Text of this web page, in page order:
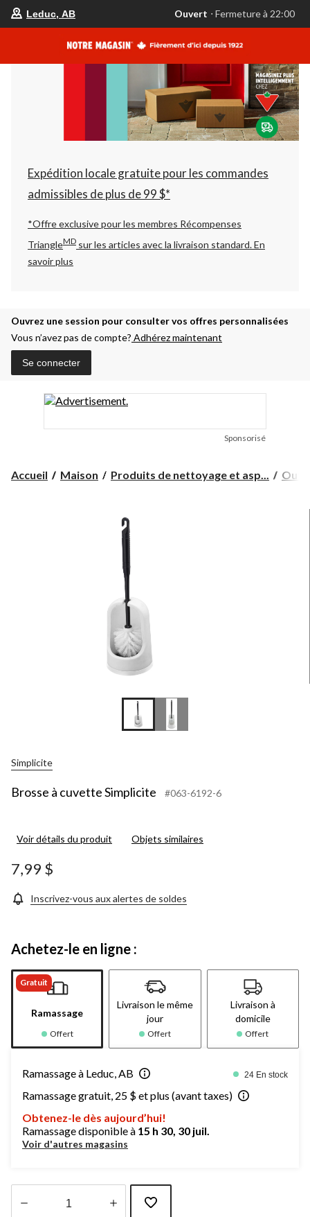
votre
est
AB,
Ouvert,
Fermeture
à
22:00
changer
Leduc, AB Ouvert ⋅ Fermeture à 22:00
Expédition locale gratuite pour les commandes
admissibles de plus de 99 $*
*Offre exclusive pour les membres Récompenses
TriangleMD sur les articles avec la livraison standard.En
savoir plus
Ouvrez une session pour consulter vos offres personnalisées
Vous n’avez pas de compte? Adhérez maintenant
Se connecter
Sponsorisé
Accueil Maison Produits de nettoyage et asp...
Simplicite
Brosse à cuvette Simplicite #063-6192-6
Voir détails du produit Objets similaires
7,99 $
Inscrivez-vous aux alertes de soldes
Achetez-le en ligne :
Gratuit
Ramassage
Offert
Livraison le même
jour
Offert
Livraison à
domicile
Offert
Ramassage à Leduc, AB 24 En stock
Ramassage gratuit, 25 $ et plus (avant taxes)
Obtenez-le dès aujourd’hui!
Ramassage disponible à 15 h 30, 30 juil.
Voir d'autres magasins